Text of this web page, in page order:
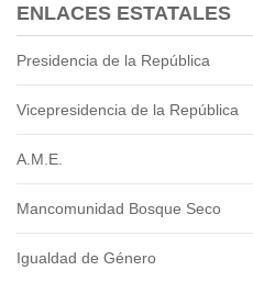
ENLACES ESTATALES
Presidencia de la República
Vicepresidencia de la República
A.M.E.
Mancomunidad Bosque Seco
Igualdad de Género